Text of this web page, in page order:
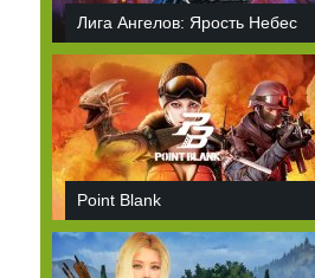
Лига Ангелов: Ярость Небес
Point Blank